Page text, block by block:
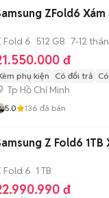
ZFold6 Xám
Fold 6 512 GB 7-12
đ
phụ kiện Có đổi trả
Tp Hồ Chí Minh
5.0 136 đã bán
Z Fold6 1TB
Fold 6 1 TB
đ